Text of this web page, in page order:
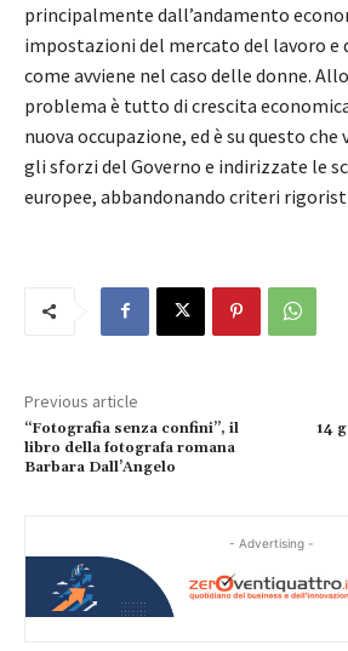
principalmente dall’andamento
impostazioni del mercato del lavoro e
come avviene nel caso delle donne.
problema è tutto di crescita
nuova occupazione, ed è su questo
gli sforzi del Governo e indirizzate le
europee, abbandonando criteri
Previous article
“Fotografia senza confini”, il
libro della fotografa romana
Barbara Dall’Angelo
14
- Advertising -